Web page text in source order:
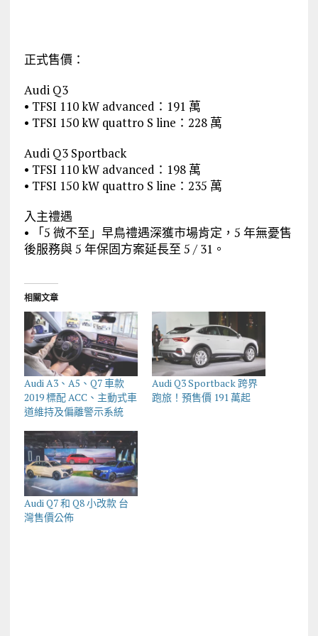
正式售價：
Audi Q3
• TFSI 110 kW advanced：191 萬
• TFSI 150 kW quattro S line：228 萬
Audi Q3 Sportback
• TFSI 110 kW advanced：198 萬
• TFSI 150 kW quattro S line：235 萬
入主禮遇
• 「5 微不至」早鳥禮遇深獲市場肯定，5 年無憂售
後服務與 5 年保固方案延長至 5 / 31。
相關文章
Audi A3、A5、Q7 車款
2019 標配 ACC、主動式車
道維持及偏離警示系統
Audi Q3 Sportback 跨界
跑旅！預售價 191 萬起
Audi Q7 和 Q8 小改款 台
灣售價公佈